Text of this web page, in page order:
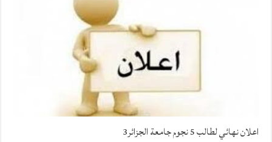
اعلان نهائي لطالب 5 نجوم جامعة الجزائر3